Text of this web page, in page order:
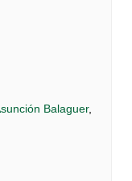
Balaguer,